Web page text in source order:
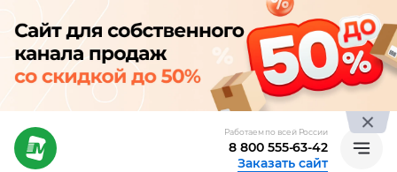
Работаем по всей России
8 800 555-63-42
Заказать сайт